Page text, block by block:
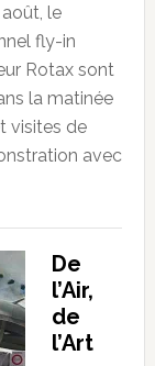
le
fly-in
Rotax sont
la matinée
visites de
avec
De
l’Air,
de
l’Art